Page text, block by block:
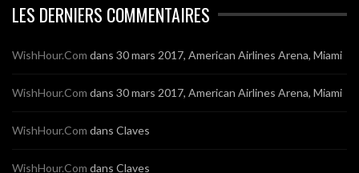
LES DERNIERS COMMENTAIRES
WishHour.Com dans 30 mars 2017, American Airlines Arena, Miami
WishHour.Com dans 30 mars 2017, American Airlines Arena, Miami
WishHour.Com dans Claves
WishHour.Com dans Claves